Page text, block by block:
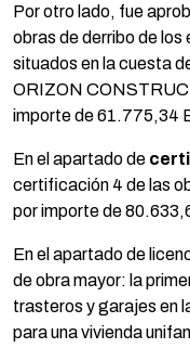
Por otro lado, fue
obras de derribo de los
situados en la cuesta
ORIZON
importe de 61.775,34
En el apartado de
certificación 4 de las
por importe de
En el apartado de
de obra mayor: la
trasteros y garajes en
para una vivienda